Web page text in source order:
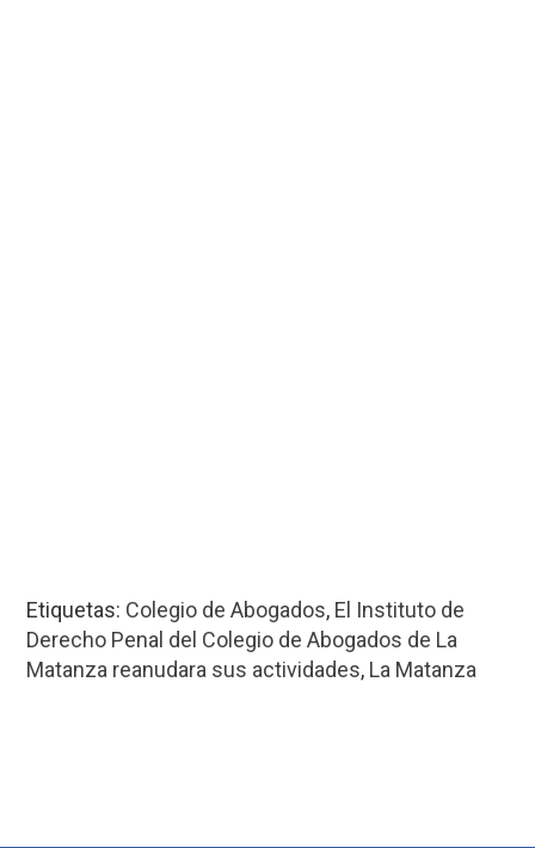
Etiquetas: Colegio de Abogados, El Instituto de
Derecho Penal del Colegio de Abogados de La
Matanza reanudara sus actividades, La Matanza